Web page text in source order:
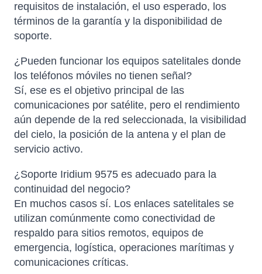
requisitos de instalación, el uso esperado, los
términos de la garantía y la disponibilidad de
soporte.
¿Pueden funcionar los equipos satelitales donde
los teléfonos móviles no tienen señal?
Sí, ese es el objetivo principal de las
comunicaciones por satélite, pero el rendimiento
aún depende de la red seleccionada, la visibilidad
del cielo, la posición de la antena y el plan de
servicio activo.
¿Soporte Iridium 9575 es adecuado para la
continuidad del negocio?
En muchos casos sí. Los enlaces satelitales se
utilizan comúnmente como conectividad de
respaldo para sitios remotos, equipos de
emergencia, logística, operaciones marítimas y
comunicaciones críticas.